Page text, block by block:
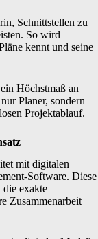
Schnittstellen zu
So wird
kennt und seine
Höchstmaß an
Planer, sondern
Projektablauf.
mit digitalen
Software. Diese
die exakte
Zusammenarbeit